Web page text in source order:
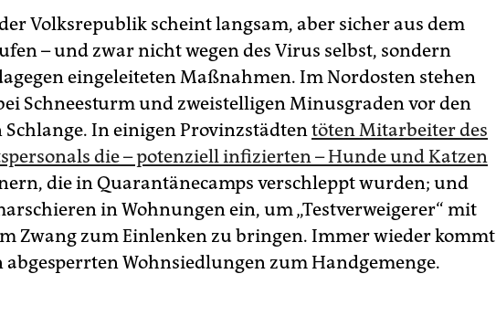
Volksrepublik scheint langsam, aber sicher aus dem
– und zwar nicht wegen des Virus selbst, sondern
eingeleiteten Maßnahmen. Im Nordosten stehen
Schneesturm und zweistelligen Minusgraden vor den
Schlange. In einigen Provinzstädtentöten Mitarbeiter des
die – potenziell infizierten – Hunde und Katzen
die in Quarantänecamps verschleppt wurden; und
in Wohnungen ein, um „Testverweigerer“ mit
Zwang zum Einlenken zu bringen. Immer wieder kommt
abgesperrten Wohnsiedlungen zum Handgemenge.